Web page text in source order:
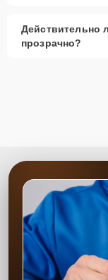
Действительно
прозрачно?